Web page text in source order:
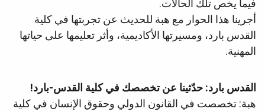
فيما يخص تلك الحالات.
أجرينا هذا الحوار مع هبة للحديث عن تجربتها في كلية
القدس بارد، ومسيرتها الأكاديمية، وأثر تعليمها على حياتها
المهنية.
القدس بارد: حدّثينا عن تخصصك في كلية القدس-بارد!
هبة: تخصصت في القانون الدولي وحقوق الإنسان في كلية